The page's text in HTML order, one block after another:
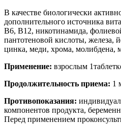
В качестве биологически
дополнительного источника
В6, В12, никотинамида,
пантотеновой кислоты, железа,
цинка, меди, хрома, молибдена,
Применение: взрослым
Продолжительность приема: 1
Противопоказания:
компонентов продукта,
Перед применением